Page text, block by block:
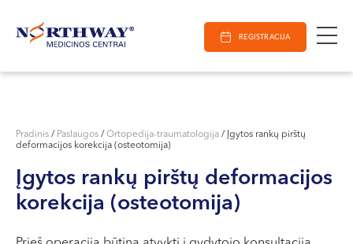
Darbo laikas
Darbo laikas:
I-V 07:30 - 20:30
VI 09:00 - 15:00
Kaunas
Paieška REGISTRACIJA
E-Registracija
Pradinis / Paslaugos / Ortopedija-traumatologija / Įgytos rankų pirštų
deformacijos korekcija (osteotomija)
Įgytos rankų pirštų deformacijos
korekcija (osteotomija)